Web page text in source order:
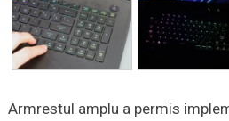
Armrestul amplu a permis